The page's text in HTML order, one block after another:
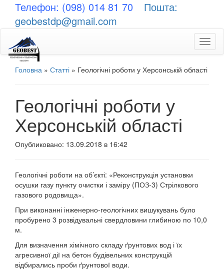
Телефон: (098) 014 81 70
Пошта:
geobestdp@gmail.com
Головна » Статті » Геологічні роботи у Херсонській області
Геологічні роботи у
Херсонській області
Опубликовано: 13.09.2018 в 16:42
Геологічні роботи на об’єкті: «Реконструкція установки
осушки газу пункту очистки і заміру (ПОЗ-3) Стрілкового
газового родовища».
При виконанні інженерно-геологічних вишукувань було
пробурено 3 розвідувальні свердловини глибиною по 10,0
м.
Для визначення хімічного складу ґрунтових вод і їх
агресивної дії на бетон будівельних конструкцій
відбирались проби ґрунтової води.